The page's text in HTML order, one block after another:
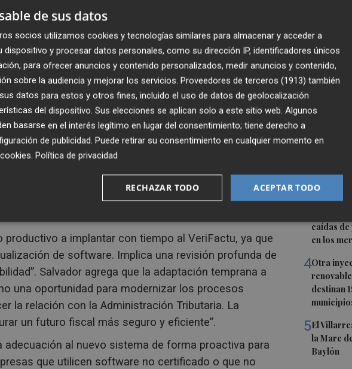
1Castelló
un
equipo
El
Gerard
Cardona
La
caídas
en los
4Otra
destinan
5El
la Mare
Baylón
sanciones hacen que una planificación
de la entidad colegial,
Tributaria(AEAT), en el marco de la Ley Antifraude
la fiscalidad española garantizando la integridad,
emitidas y de los registros de facturación”, indica
la obligatoriedad de que todo el software de
técnicas, incluyendo la generación de registros
de la inclusión de un código QR que permitirá a los
la AEAT”.
el fraude fiscal y la economía sumergida,
sobre las operaciones”, remarca el presidente del
a implantar con tiempo al VeriFactu, ya que
de software. Implica una revisión profunda de
Salvador agrega que la adaptación temprana a
una oportunidad para modernizar los procesos
la relación con la Administración Tributaria. La
un futuro fiscal más seguro y eficiente”.
al nuevo sistema de forma proactiva para
que utilicen software no certificado o que no
de sus datos
socios utilizamos cookies y tecnologías similares para almacenar y acceder a
dispositivo y procesar datos personales, como su dirección IP, identificadores únicos
para ofrecer anuncios y contenido personalizados, medir anuncios y contenido,
sobre la audiencia y mejorar los servicios. Proveedores de terceros (1913) también
datos para estos y otros fines, incluido el uso de datos de geolocalización
del dispositivo. Sus elecciones se aplican solo a este sitio web. Algunos
basarse en el interés legítimo en lugar del consentimiento; tiene derecho a
de publicidad. Puede retirar su consentimiento en cualquier momento en
. Política de privacidad
ACEPTAR TODO
RECHAZAR TODO